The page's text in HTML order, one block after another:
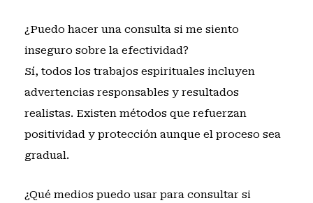
¿Puedo hacer una consulta si me siento
inseguro sobre la efectividad?
Sí, todos los trabajos espirituales incluyen
advertencias responsables y resultados
realistas. Existen métodos que refuerzan
positividad y protección aunque el proceso sea
gradual.
¿Qué medios puedo usar para consultar si